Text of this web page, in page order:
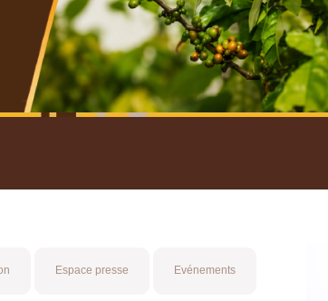
Espace presse Evénements